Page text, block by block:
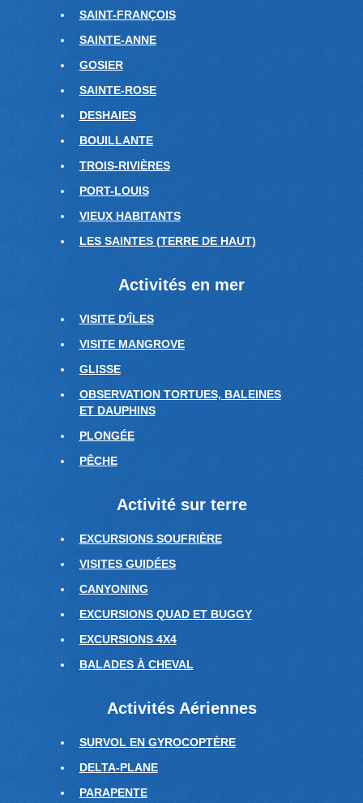
SAINT-FRANÇOIS
SAINTE-ANNE
GOSIER
SAINTE-ROSE
DESHAIES
BOUILLANTE
TROIS-RIVIÈRES
PORT-LOUIS
VIEUX HABITANTS
LES SAINTES (TERRE DE HAUT)
Activités en mer
VISITE D'ÎLES
VISITE MANGROVE
GLISSE
OBSERVATION TORTUES, BALEINES
ET DAUPHINS
PLONGÉE
PÊCHE
Activité sur terre
EXCURSIONS SOUFRIÈRE
VISITES GUIDÉES
CANYONING
EXCURSIONS QUAD ET BUGGY
EXCURSIONS 4X4
BALADES À CHEVAL
Activités Aériennes
SURVOL EN GYROCOPTÈRE
DELTA-PLANE
PARAPENTE